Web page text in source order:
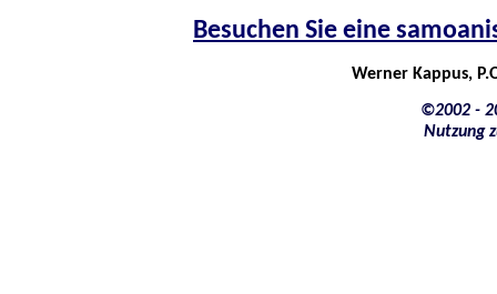
Besuchen Sie eine
Werner Kappus,
©2002 -
Nutzung